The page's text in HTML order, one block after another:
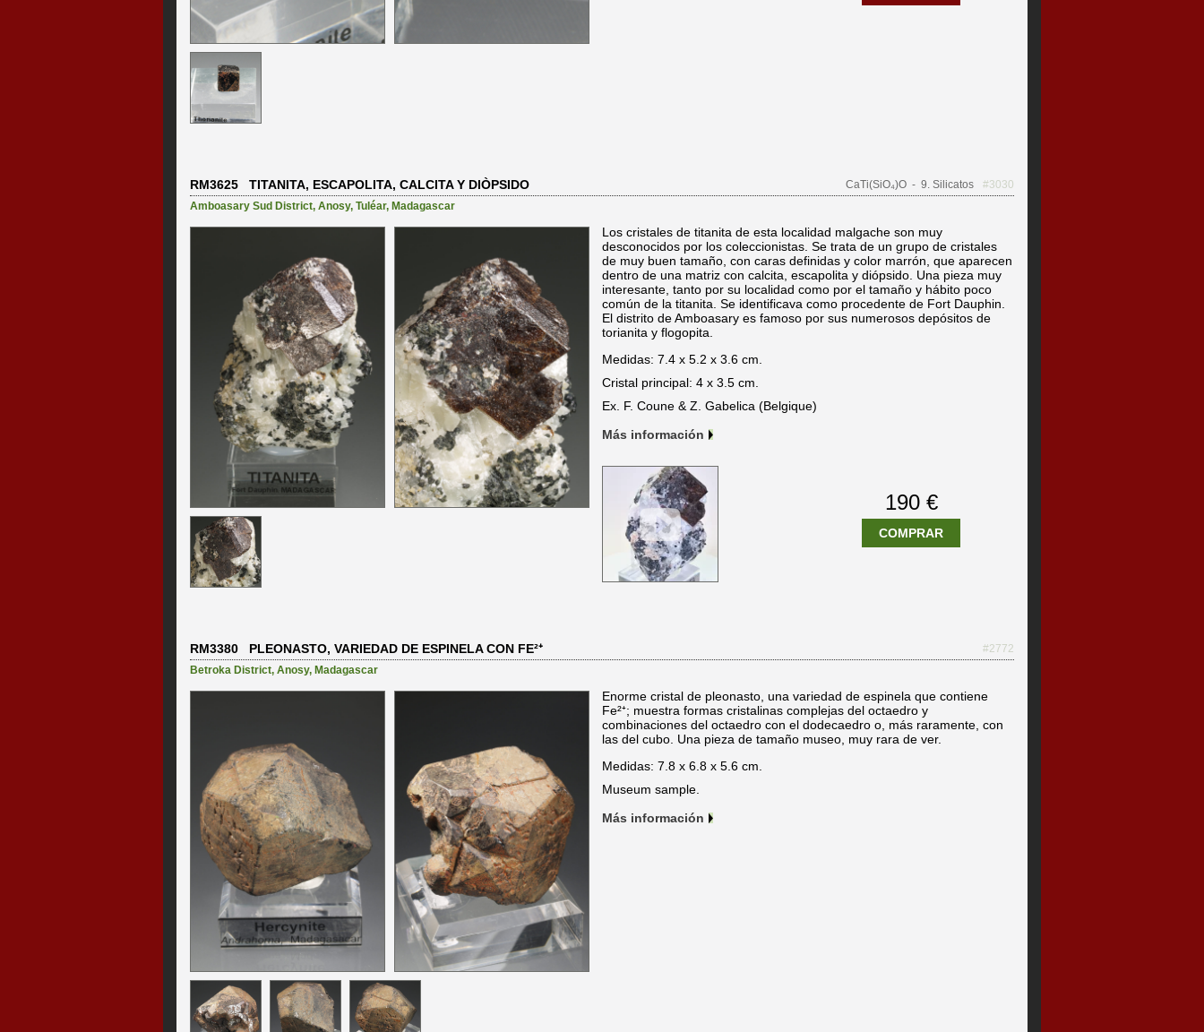
RM3625 TITANITA, ESCAPOLITA, CALCITA Y DIÒPSIDO CaTi(SiO₄)O - 9. Silicatos
#3030
Amboasary Sud District, Anosy, Tuléar, Madagascar
Los cristales de titanita de esta localidad malgache son muy
desconocidos por los coleccionistas. Se trata de un grupo de cristales
de muy buen tamaño, con caras definidas y color marrón, que aparecen
dentro de una matriz con calcita, escapolita y diópsido. Una pieza muy
interesante, tanto por su localidad como por el tamaño y hábito poco
común de la titanita. Se identificava como procedente de Fort Dauphin.
El distrito de Amboasary es famoso por sus numerosos depósitos de
torianita y flogopita.
Medidas: 7.4 x 5.2 x 3.6 cm.
Cristal principal: 4 x 3.5 cm.
Ex. F. Coune & Z. Gabelica (Belgique)
Más información
190 €
COMPRAR
RM3380 PLEONASTO, VARIEDAD DE ESPINELA CON FE²⁺
#2772
Betroka District, Anosy, Madagascar
Enorme cristal de pleonasto, una variedad de espinela que contiene
Fe²⁺; muestra formas cristalinas complejas del octaedro y
combinaciones del octaedro con el dodecaedro o, más raramente, con
las del cubo. Una pieza de tamaño museo, muy rara de ver.
Medidas: 7.8 x 6.8 x 5.6 cm.
Museum sample.
Más información